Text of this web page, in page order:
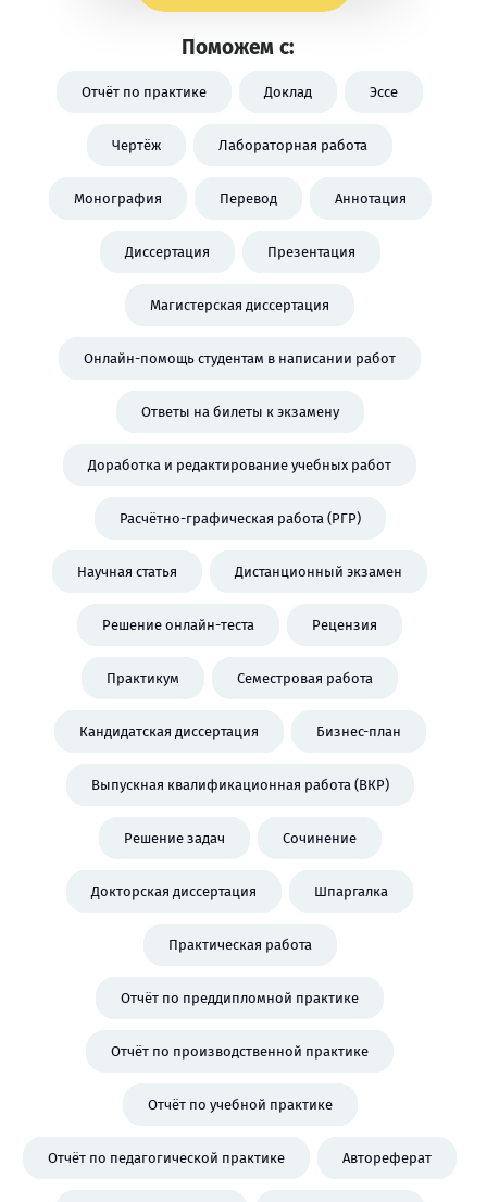
Поможем с:
Отчёт по практике Доклад Эссе
Чертёж Лабораторная работа
Монография Перевод Аннотация
Диссертация Презентация
Магистерская диссертация
Онлайн-помощь студентам в написании работ
Ответы на билеты к экзамену
Доработка и редактирование учебных работ
Расчётно-графическая работа (РГР)
Научная статья Дистанционный экзамен
Решение онлайн-теста Рецензия
Практикум Семестровая работа
Кандидатская диссертация Бизнес-план
Выпускная квалификационная работа (ВКР)
Решение задач Сочинение
Докторская диссертация Шпаргалка
Практическая работа
Отчёт по преддипломной практике
Отчёт по производственной практике
Отчёт по учебной практике
Отчёт по педагогической практике Автореферат